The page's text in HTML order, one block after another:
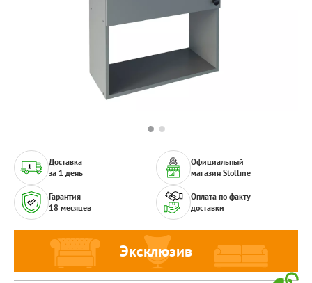
Доставка
за 1 день
Гарантия
18 месяцев
Официальный
магазин Stolline
Оплата по факту
доставки
Эксклюзив